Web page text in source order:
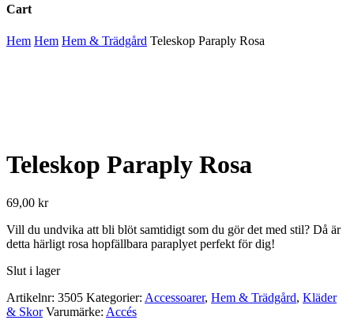
Cart
Close
Hem Hem Hem & Trädgård Teleskop Paraply Rosa
Teleskop Paraply Rosa
69,00 kr
Vill du undvika att bli blöt samtidigt som du gör det med stil? Då är
detta härligt rosa hopfällbara paraplyet perfekt för dig!
Slut i lager
Artikelnr: 3505 Kategorier: Accessoarer, Hem & Trädgård, Kläder
& Skor Varumärke: Accés